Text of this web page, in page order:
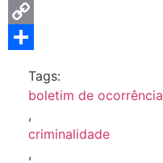
Threads
Copy
Tags:
boletim de ocorrência
,
criminalidade
,